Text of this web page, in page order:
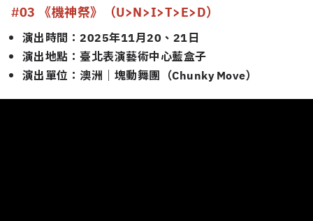
#03 《機神祭》（U>N>I>T>E>D）
演出時間：2025年11月20、21日
演出地點：臺北表演藝術中心藍盒子
演出單位：澳洲｜塊動舞團（Chunky Move）